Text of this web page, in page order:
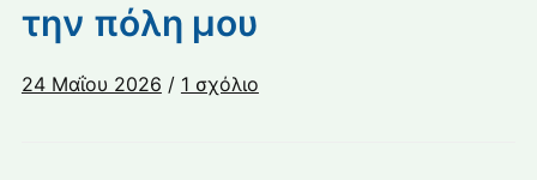
την πόλη μου
24 Μαΐου 2026 / 1 σχόλιοστο